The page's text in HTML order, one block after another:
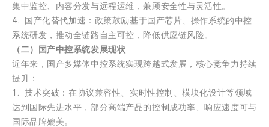
集中监控、内容分发与远程运维，兼顾安全性与灵活性。
4. 国产化替代加速：政策鼓励基于国产芯片、操作系统的中控
系统研发，推动全链路自主可控，降低供应链风险。
（二）国产中控系统发展现状
近年来，国产多媒体中控系统实现跨越式发展，核心竞争力持续
提升：
1. 技术突破：在协议兼容性、实时性控制、模块化设计等领域
达到国际先进水平，部分高端产品的控制成功率、响应速度可与
国际品牌媲美。